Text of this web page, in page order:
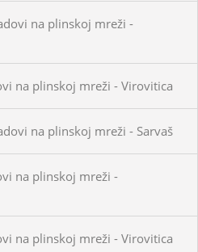
na plinskoj mreži -
na plinskoj mreži - Virovitica
na plinskoj mreži - Sarvaš
na plinskoj mreži -
na plinskoj mreži - Virovitica